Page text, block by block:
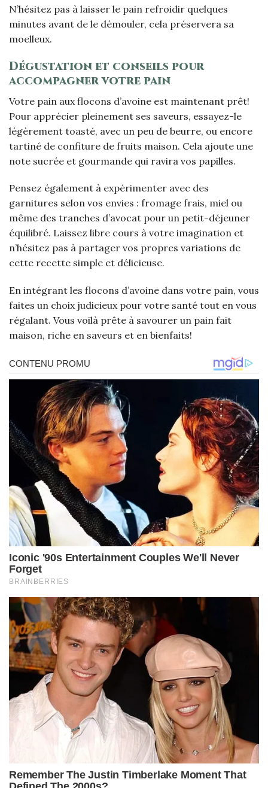
N’hésitez pas à laisser le pain refroidir quelques
minutes avant de le démouler, cela préservera sa
moelleux.
Dégustation et conseils pour
accompagner votre pain
Votre pain aux flocons d’avoine est maintenant prêt!
Pour apprécier pleinement ses saveurs, essayez-le
légèrement toasté, avec un peu de beurre, ou encore
tartiné de confiture de fruits maison. Cela ajoute une
note sucrée et gourmande qui ravira vos papilles.
Pensez également à expérimenter avec des
garnitures selon vos envies : fromage frais, miel ou
même des tranches d’avocat pour un petit-déjeuner
équilibré. Laissez libre cours à votre imagination et
n’hésitez pas à partager vos propres variations de
cette recette simple et délicieuse.
En intégrant les flocons d’avoine dans votre pain, vous
faites un choix judicieux pour votre santé tout en vous
régalant. Vous voilà prête à savourer un pain fait
maison, riche en saveurs et en bienfaits!